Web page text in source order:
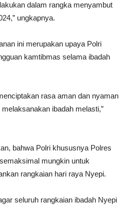
dalam rangka menyambut
ungkapnya.
ini merupakan upaya Polri
kamtibmas selama ibadah
rasa aman dan nyaman
ibadah melasti,”
bahwa Polri khususnya Polres
mungkin untuk
rangkaian hari raya Nyepi.
seluruh rangkaian ibadah Nyepi